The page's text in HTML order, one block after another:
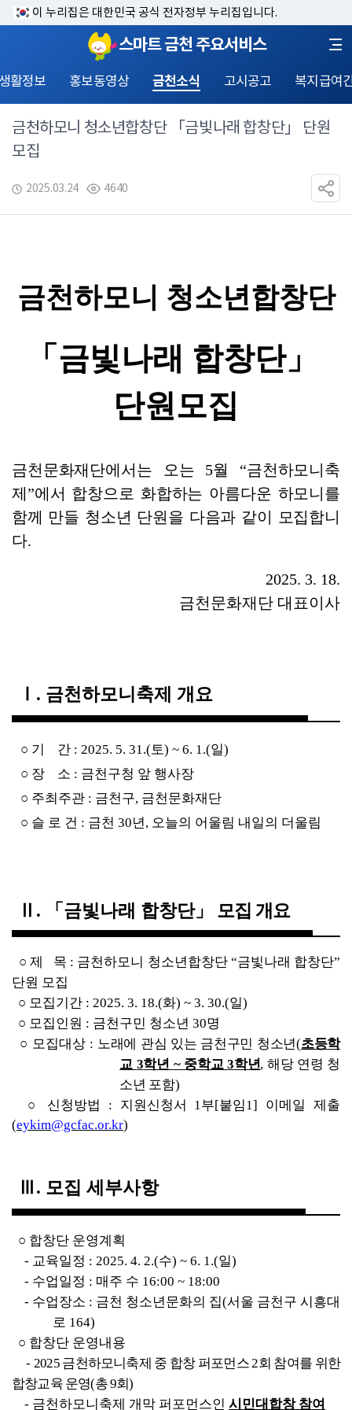
이 누리집은 대한민국 공식 전자정부 누리집입니다.
스마트 금천 주요서비스
활정보 홍보동영상 금천소식 고시공고 복지급여
금천하모니 청소년합창단 「금빛나래 합창단」 단원
모집
2025.03.24 4640
금천하모니 청소년합창단
「 금빛나래 합창단
단원모집
금천문화재단에서는 오는 5월 “금천하모니축
제 ”에서 합창으로 화합하는 아름다운 하모니를
함께 만들 청소년 단원을 다음과 같이 모집합니
다.
2025. 3. 18.
금천문화재단 대표이사
. 금천하모니축제 개요
○ 기    간 : 2025. 5. 31.(토) ~ 6. 1.(일)
○ 장    소 : 금천구청 앞 행사장
○ 주최주관 : 금천구, 금천문화재단
○ 슬 로 건 : 금천 30년, 오늘의 어울림 내일의 더울림
. 「 금빛나래 합창단」 모집 개요
○ 제   목 : 금천하모니 청소년합창단 “금빛나래 합창단
단원 모집
○ 모집기간 : 2025. 3. 18.(화) ~ 3. 30.(일)
○ 모집인원 : 금천구민 청소년 30명
○ 모집대상 : 노래에 관심 있는 금천구민 청소년(초등학
교 3학년 ~ 중학교 3학년, 해당 연령 청
소년 포함)
○ 신청방법 : 지원신청서 1부[붙임1] 이메일 제출
(eykim@gcfac.or.kr)
. 모집 세부사항
○ 합창단 운영계획
- 교육일정 : 2025. 4. 2.(수) ~ 6. 1.(일)
- 수업일정 : 매주 수 16:00 ~ 18:00
- 수업장소 : 금천 청소년문화의 집(서울 금천구 시흥대
로 164)
○ 합창단 운영내용
- 2025 금천하모니축제 중 합창 퍼포먼스 2회 참여를 위한
합창교육 운영(총 9회)
- 금천하모니축제 개막 퍼포먼스인 시민대합창 참여